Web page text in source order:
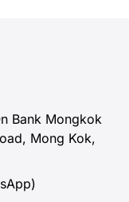
Bank Mongkok
Mong Kok,